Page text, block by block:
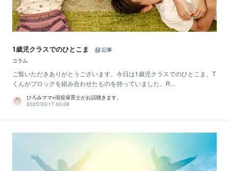
1歳児クラスでのひとこま
記事
コラム
ご覧いただきありがとうございます。今日は1歳児クラスでのひとこま。T
くんがブロックを組み合わせたものを持っていました。R...
ひろみママ⭐︎現役保育士がお話聴きます。
2025/03/17 00:08